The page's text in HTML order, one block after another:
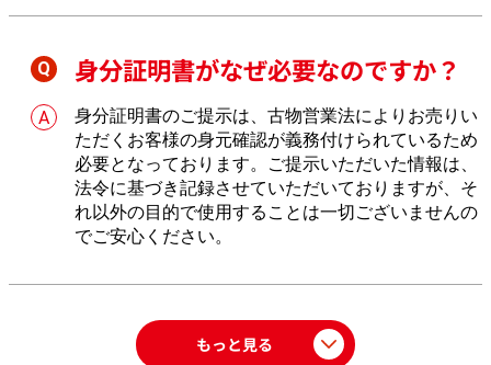
身分証明書がなぜ必要なのですか？
身分証明書のご提示は、古物営業法によりお売りい
ただくお客様の身元確認が義務付けられているため
必要となっております。ご提示いただいた情報は、
法令に基づき記録させていただいておりますが、そ
れ以外の目的で使用することは一切ございませんの
でご安心ください。
もっと見る